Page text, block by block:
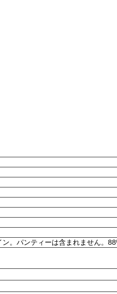
。パンティーは含まれません。